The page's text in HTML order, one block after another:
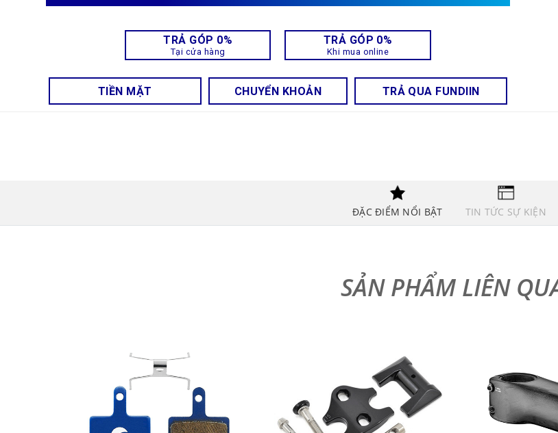
TRẢ GÓP 0%
Tại cửa hàng
TRẢ GÓP 0%
Khi mua online
TIỀN MẶT CHUYỂN KHOẢN TRẢ QUA FUNDIIN
ĐẶC ĐIỂM NỔI BẬT TIN TỨC SỰ KIỆN